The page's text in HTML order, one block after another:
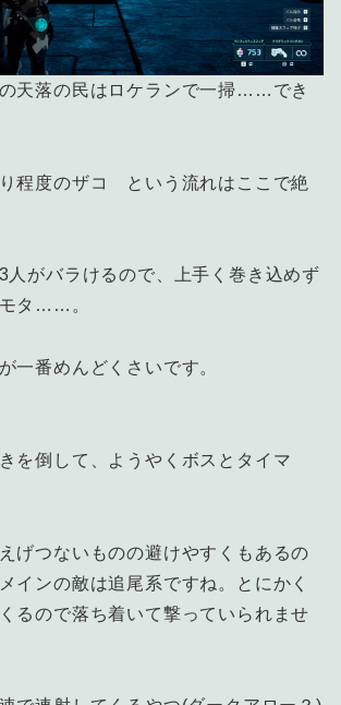
天落の民はロケランで一掃……でき
程度のザコ という流れはここで絶
人がバラけるので、上手く巻き込めず
タ……。
一番めんどくさいです。
を倒して、ようやくボスとタイマ
げつないものの避けやすくもあるの
インの敵は追尾系ですね。とにかく
るので落ち着いて撃っていられませ